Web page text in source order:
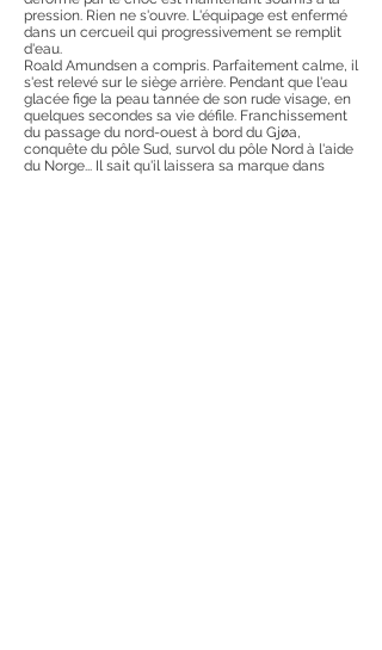
pression. Rien ne s'ouvre. L'équipage est enfermé
dans un cercueil qui progressivement se remplit
d'eau.
Roald Amundsen a compris. Parfaitement calme, il
s'est relevé sur le siège arrière. Pendant que l'eau
glacée fige la peau tannée de son rude visage, en
quelques secondes sa vie défile. Franchissement
du passage du nord-ouest à bord du Gjøa,
conquête du pôle Sud, survol du pôle Nord à l'aide
du Norge... Il sait qu'il laissera sa marque dans